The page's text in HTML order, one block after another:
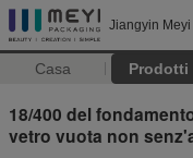
Jiangyin
Casa Prodotti
18/400 del
vetro vuota non